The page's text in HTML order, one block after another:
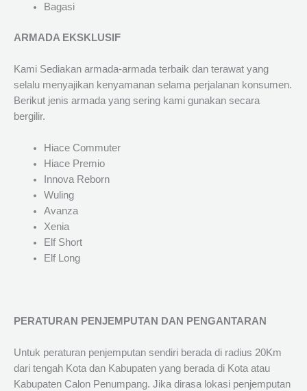
Bagasi
ARMADA EKSKLUSIF
Kami Sediakan armada-armada terbaik dan terawat yang
selalu menyajikan kenyamanan selama perjalanan konsumen.
Berikut jenis armada yang sering kami gunakan secara
bergilir.
Hiace Commuter
Hiace Premio
Innova Reborn
Wuling
Avanza
Xenia
Elf Short
Elf Long
PERATURAN PENJEMPUTAN DAN PENGANTARAN
Untuk peraturan penjemputan sendiri berada di radius 20Km
dari tengah Kota dan Kabupaten yang berada di Kota atau
Kabupaten Calon Penumpang. Jika dirasa lokasi penjemputan